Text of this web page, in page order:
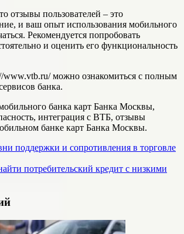
отзывы пользователей – это
и ваш опыт использования мобильного
Рекомендуется попробовать
и оценить его функциональность
www.vtb.ru/ можно ознакомиться с полным
банка.
банка карт Банка Москвы,
интеграция с ВТБ, отзывы
банке карт Банка Москвы.
поддержки и сопротивления в торговле
потребительский кредит с низкими